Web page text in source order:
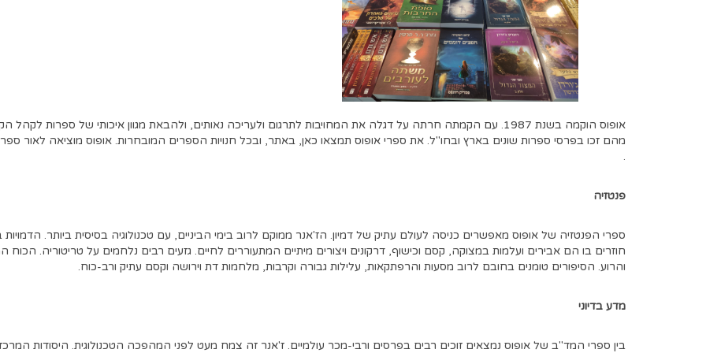
אופוס הוקמה בשנת 1987. עם הקמתה חרתה על דגלה את המחויבות לתרגום ולעריכה נאותים, ולהבאת מגוון איכותי של ספרות לקהל
מהם זכו בפרסי ספרות שונים בארץ ובחו"ל. את ספרי אופוס תמצאו כאן, באתר, ובכל חנויות הספרים המובחרות. אופוס מוציאה לאור
.
פנטזיה
ספרי הפנטזיה של אופוס מאפשרים כניסה לעולם עתיק של דמיון. הז'אנר ממוקם לרוב בימי הביניים, עם טכנולוגיה בסיסית ביותר.
חוזרים בו הם אבירים ועלמות במצוקה, קסם וכישוף, דרקונים ויצורים מיתיים המתעוררים לחיים. גזעים רבים נלחמים על טריטוריה. הכוח
והרוע. הסיפורים טומנים בחובם לרוב מסעות והרפתקאות, עלילות גבורה וקרבות, מלחמות דת וירושה וקסם עתיק ורב-כוח.
מדע בדיוני
בין ספרי המד"ב של אופוס נמצאים זוכים רבים בפרסים ורבי-מכר עולמיים. ז'אנר זה צמח מעט לפני המהפכה הטכנולוגית. היסודות